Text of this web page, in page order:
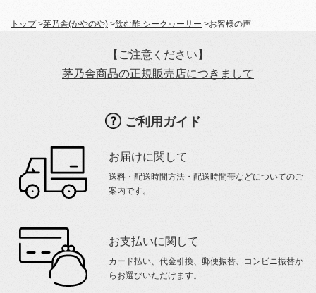
トップ>茅乃舎(かやのや) >飲む酢 シークヮーサー >お客様の声
【ご注意ください】
茅乃舎商品の正規販売店につきまして
ご利用ガイド
お届けに関して
送料・配送時間方法・配送時間帯などについてのご
案内です。
お支払いに関して
カード払い、代金引換、郵便振替、コンビニ振替か
らお選びいただけます。